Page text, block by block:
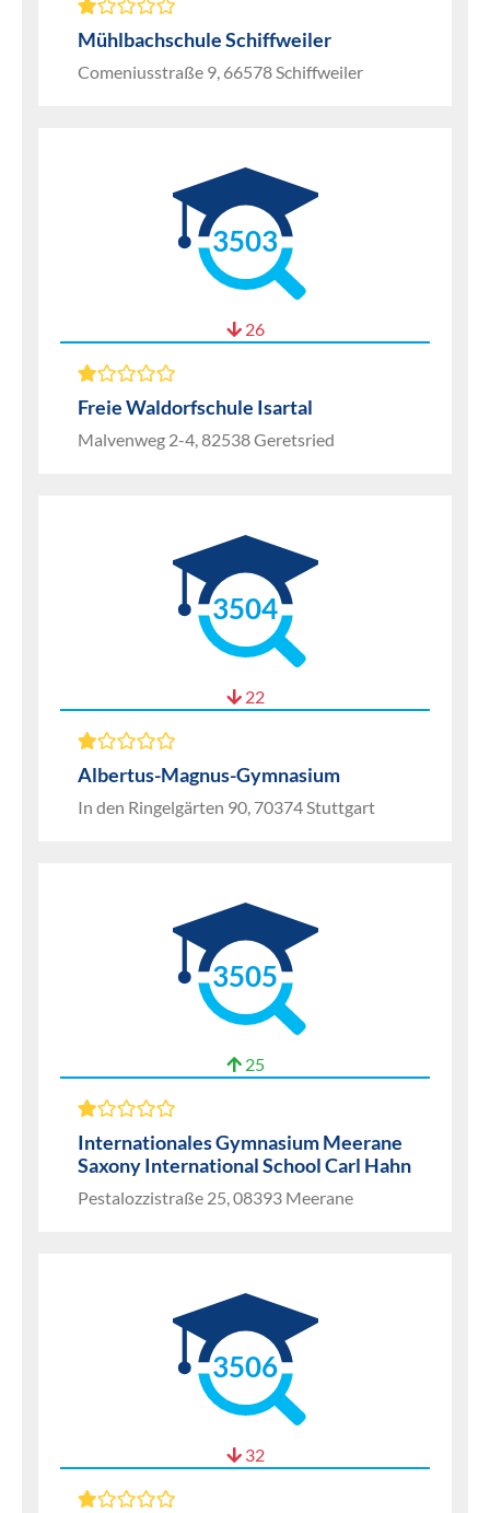
Mühlbachschule Schiffweiler
Comeniusstraße 9, 66578 Schiffweiler
3503
26
Freie Waldorfschule Isartal
Malvenweg 2-4, 82538 Geretsried
3504
22
Albertus-Magnus-Gymnasium
In den Ringelgärten 90, 70374 Stuttgart
3505
25
Internationales Gymnasium Meerane
Saxony International School Carl Hahn
Pestalozzistraße 25, 08393 Meerane
3506
32